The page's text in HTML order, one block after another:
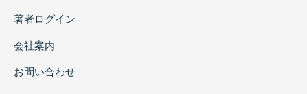
著者ログイン
会社案内
お問い合わせ